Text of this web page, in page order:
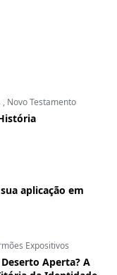
, Novo Testamento
aplicação em
Expositivos
Aperta? A